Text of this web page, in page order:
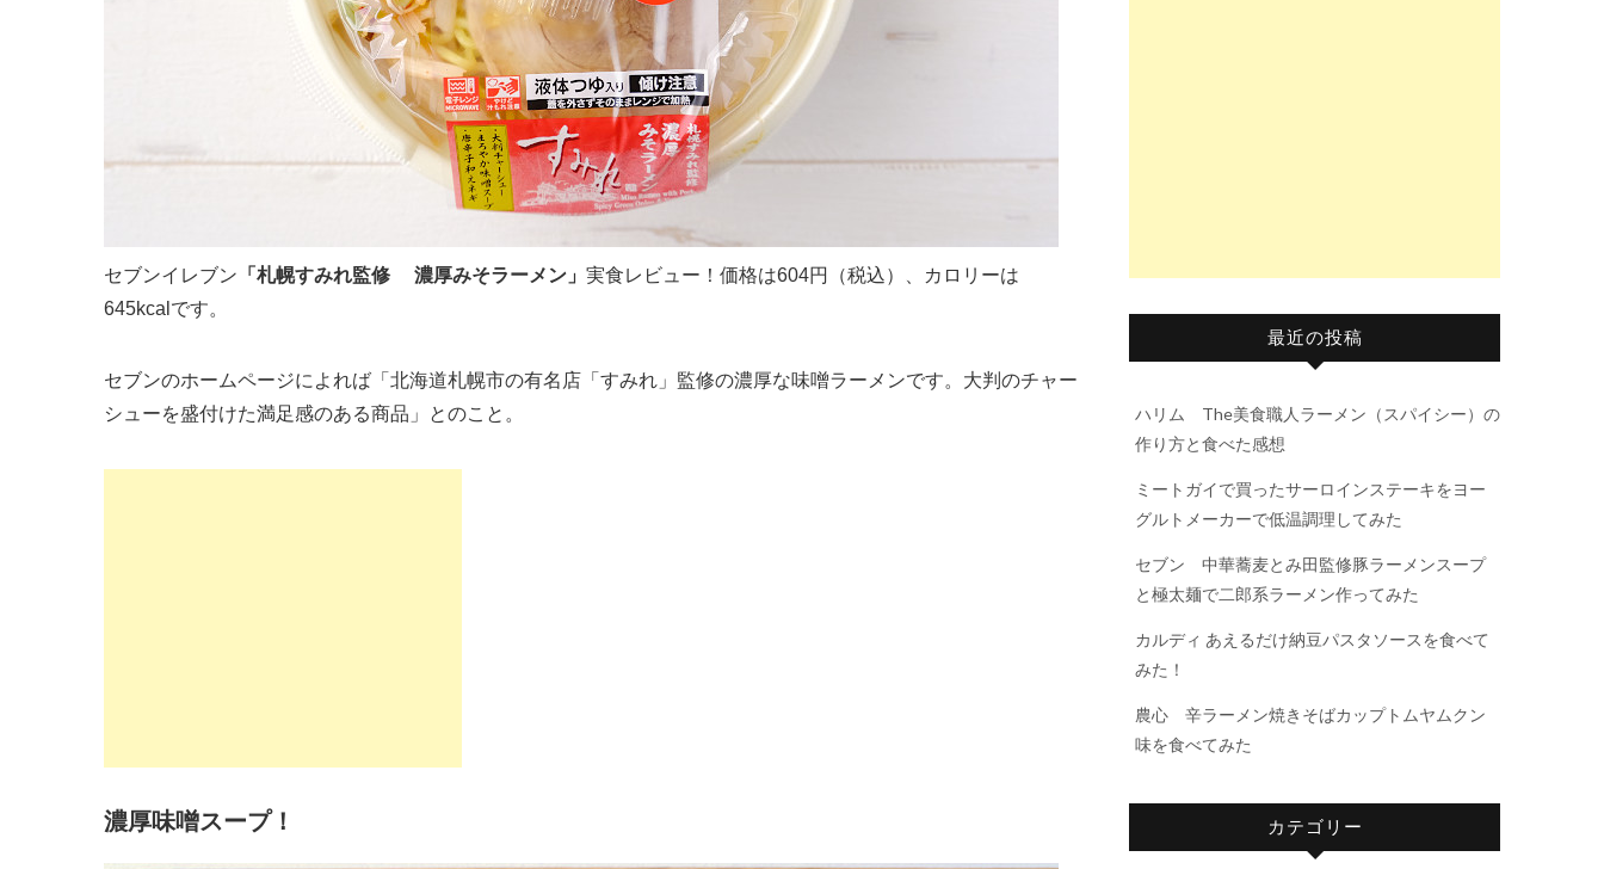
セブンイレブン 「札幌すみれ監修 濃厚みそラーメン」 実食レビュー！価格は604円（税込）、カロリーは
645kcalです。
セブンのホームページによれば「北海道札幌市の有名店「すみれ」監修の濃厚な味噌ラーメンです。大判のチャー
シューを盛付けた満足感のある商品」とのこと。
濃厚味噌スープ！
最近の投稿
ハリム The美食職人ラーメン（スパイシー）の
作り方と食べた感想
ミートガイで買ったサーロインステーキをヨー
グルトメーカーで低温調理してみた
セブン 中華蕎麦とみ田監修豚ラーメンスープ
と極太麺で二郎系ラーメン作ってみた
カルディ あえるだけ納豆パスタソースを食べて
みた！
農心 辛ラーメン焼きそばカップトムヤムクン
味を食べてみた
カテゴリー